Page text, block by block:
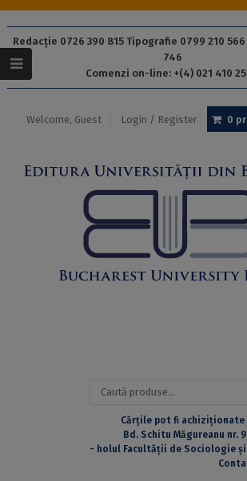
Redacție 0726 390 815 Tipografie 0799 210
746
Comenzi on-line: +(4) 021 410
Welcome, Guest Login / Register 0
Caută
Cărțile pot fi achiziționate
Bd. Schitu Măgureanu nr.
- holul Facultății de Sociologie